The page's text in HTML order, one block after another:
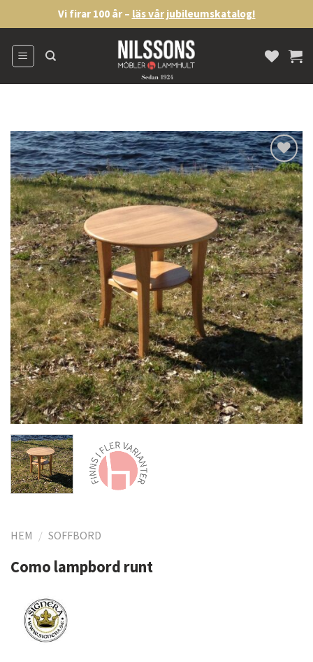
to
content
Vi firar 100 år – läs vår jubileumskatalog!
Lägg
till i
önskelistan
HEM / SOFFBORD
Como lampbord runt